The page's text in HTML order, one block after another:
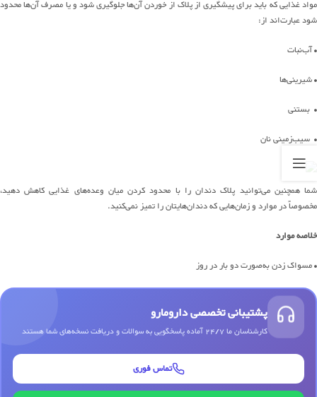
مواد غذایی که باید برای پیشگیری از پلاک از خوردن آن‌ها جلوگیری شود و یا مصرف آن‌ها محدود
شود عبارت‌اند از:
• آب‌نبات
• شیرینی‌ها
• بستنی
• سیب‌زمینی نان
شما همچنین می‌توانید پلاک دندان را با محدود کردن میان وعده‌های غذایی کاهش دهید،
مخصوصاً در موارد و زمان‌هایی که دندان‌هایتان را تمیز نمی‌کنید.
خلاصه موارد
• مسواک زدن به‌صورت دو بار در روز
پشتیبانی تخصصی دارومارو
کارشناسان ما 24/7 آماده پاسخگویی به سوالات و دریافت نسخه‌های شما هستند
تماس فوری